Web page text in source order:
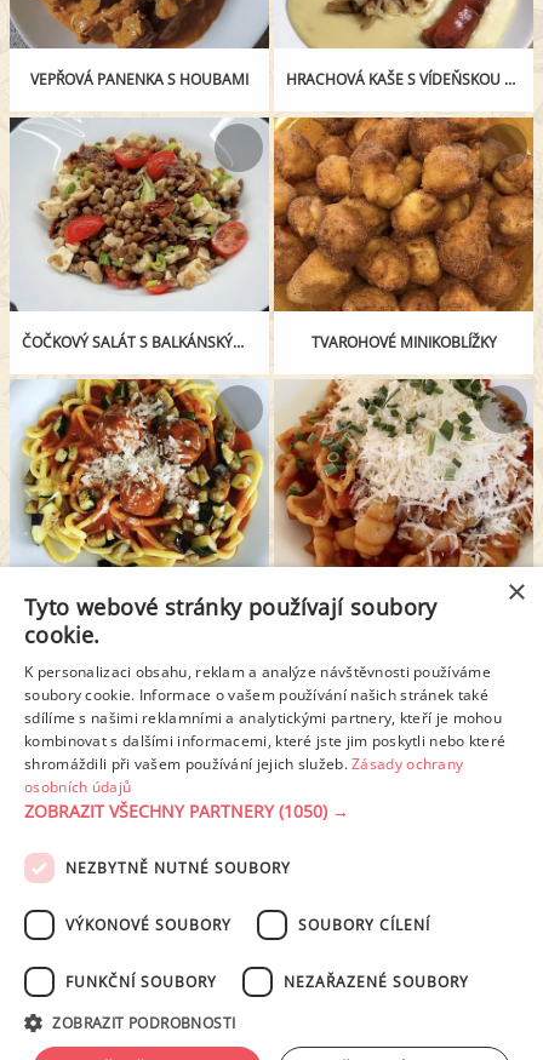
VEPŘOVÁ PANENKA S HOUBAMI HRACHOVÁ KAŠE S VÍDEŇSKOU CIBULKOU A PIKANTNÍMI PÁRKY
ČOČKOVÝ SALÁT S BALKÁNSKÝM SÝREM TVAROHOVÉ MINIKOBLÍŽKY
MASOVÉ KOULE S ITALSKOU RAJČATOVOU OMÁČKOU TĚSTOVINY ARRABBIATA
1 2 3 4 5 6
Další stránka >
PODMÍNKY UŽITÍ ZÁSADY OCHRANY OSOBNÍCH ÚDAJŮ
NASTAVENÍ COOKIES
tohoto serveru je bez písemného souhlasu provozovatele zakázáno.
×
Tyto webové stránky používají soubory
cookie.
K personalizaci obsahu, reklam a analýze návštěvnosti používáme
soubory cookie. Informace o vašem používání našich stránek také
sdílíme s našimi reklamními a analytickými partnery, kteří je mohou
kombinovat s dalšími informacemi, které jste jim poskytli nebo které
shromáždili při vašem používání jejich služeb.Zásady ochrany
osobních údajů
ZOBRAZIT VŠECHNY PARTNERY(1050) →
NEZBYTNĚ NUTNÉ SOUBORY
VÝKONOVÉ SOUBORY SOUBORY CÍLENÍ
FUNKČNÍ SOUBORY NEZAŘAZENÉ SOUBORY
ZOBRAZIT PODROBNOSTI